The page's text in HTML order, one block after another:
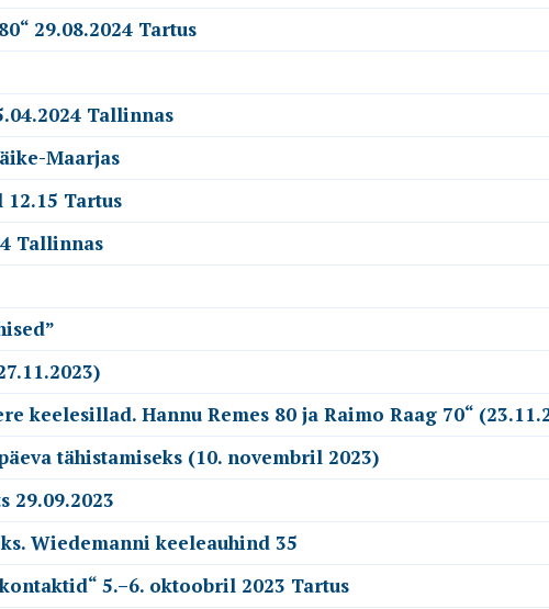
29.08.2024 Tartus
Tallinnas
Maarjas
Tartus
Tallinnas
keelesillad. Hannu Remes 80 ja Raimo Raag 70“
tähistamiseks (10. novembril 2023)
29.09.2023
Wiedemanni keeleauhind 35
5.–6. oktoobril 2023 Tartus